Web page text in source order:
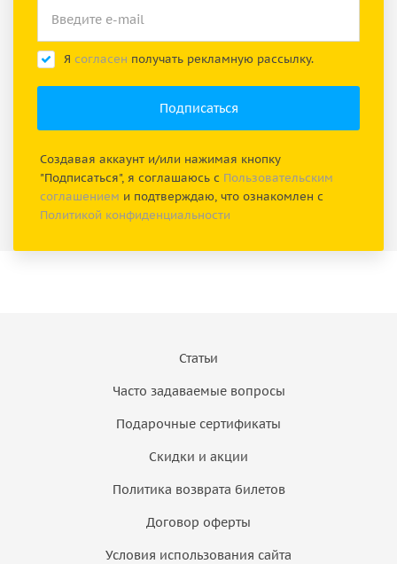
Я согласен получать рекламную рассылку.
Создавая аккаунт и/или нажимая кнопку
"Подписаться", я соглашаюсь с Пользовательским
соглашением и подтверждаю, что ознакомлен с
Политикой конфиденциальности
Статьи
Часто задаваемые вопросы
Подарочные сертификаты
Скидки и акции
Политика возврата билетов
Договор оферты
Условия использования сайта